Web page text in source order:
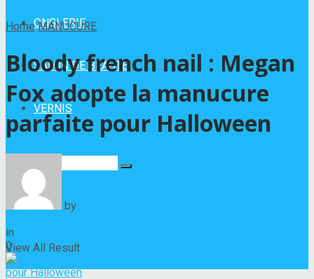
ONGLERIE
SALON DE BEAUTÉ
VERNIS
No Result
View All Result
Home MANUCURE
Bloody french nail : Megan
Fox adopte la manucure
parfaite pour Halloween
by
in
0